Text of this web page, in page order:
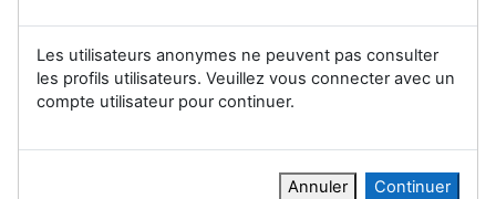
Les utilisateurs anonymes ne peuvent pas consulter
les profils utilisateurs. Veuillez vous connecter avec un
compte utilisateur pour continuer.
Annuler Continuer